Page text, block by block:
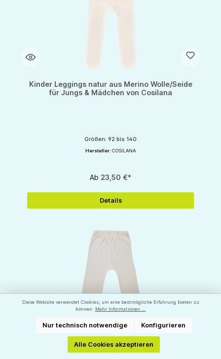
Kinder Leggings natur aus Merino Wolle/Seide
für Jungs & Mädchen von Cosilana
Größen: 92 bis 140
Hersteller: COSILANA
Ab 23,50 €*
Details
Warme lange Unterhose für Kinder - Merino
Wolle/Seide von Cosilana - ideal bei
Diese Website verwendet Cookies, um eine bestmögliche Erfahrung bieten zu
können.
Mehr Informationen ...
Nur technisch notwendige Konfigurieren
Alle Cookies akzeptieren